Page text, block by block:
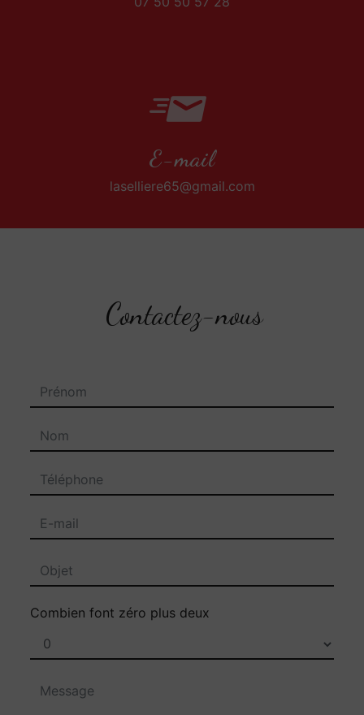
E-mail
laselliere65@gmail.com
Contactez-nous
Combien font zéro plus deux